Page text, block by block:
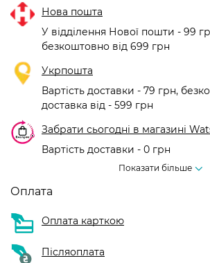
Нова пошта
У відділення Нової пошти - 99
безкоштовно від 699 грн
Укрпошта
Вартість доставки - 79 грн,
доставка від - 599 грн
Забрати сьогодні в магазині
Вартість доставки - 0 грн
Показати більше
Оплата
Оплата карткою
Післяоплата